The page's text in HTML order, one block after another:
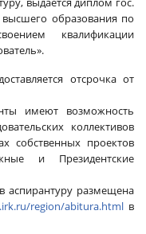
образования по
квалификации
отсрочка от
имеют возможность
коллективов
собственных проектов
и Президентские
аспирантуру размещена
region/abitura.html в